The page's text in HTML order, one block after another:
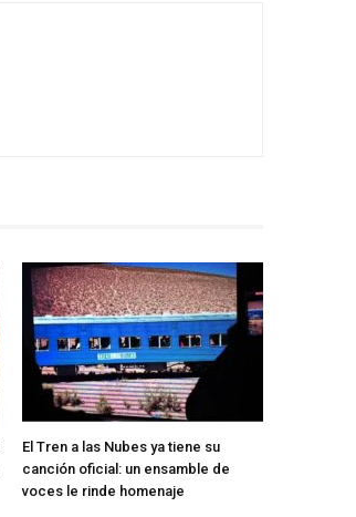
El Tren a las Nubes ya tiene su
canción oficial: un ensamble de
voces le rinde homenaje